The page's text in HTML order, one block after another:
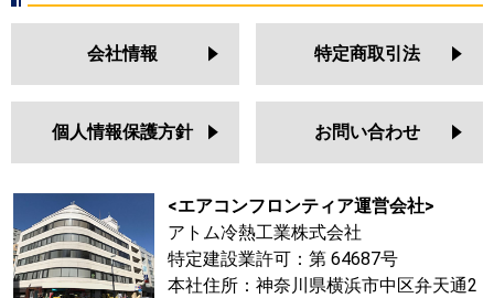
会社情報 特定商取引法
個人情報保護方針 お問い合わせ
<エアコンフロンティア運営会社>
アトム冷熱工業株式会社
特定建設業許可：第 64687号
本社住所：神奈川県横浜市中区弁天通2